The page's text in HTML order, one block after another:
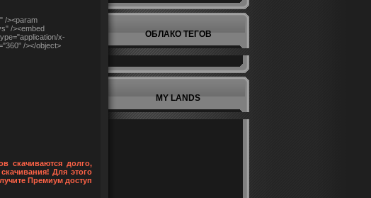
/><param
/><embed
x-
/></object>
скачиваются долго,
Для этого
Премиум доступ
ОБЛАКО ТЕГОВ
MY LANDS